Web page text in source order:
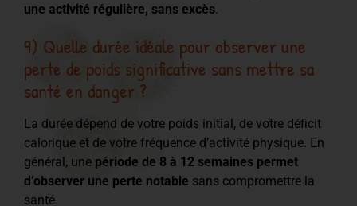
une activité régulière, sans excès.
9) Quelle durée idéale pour observer une
perte de poids significative sans mettre sa
santé en danger ?
La durée dépend de votre poids initial, de votre déficit
calorique et de votre fréquence d’activité physique. En
général, une période de 8 à 12 semaines permet
d’observer une perte notable sans compromettre la
santé.